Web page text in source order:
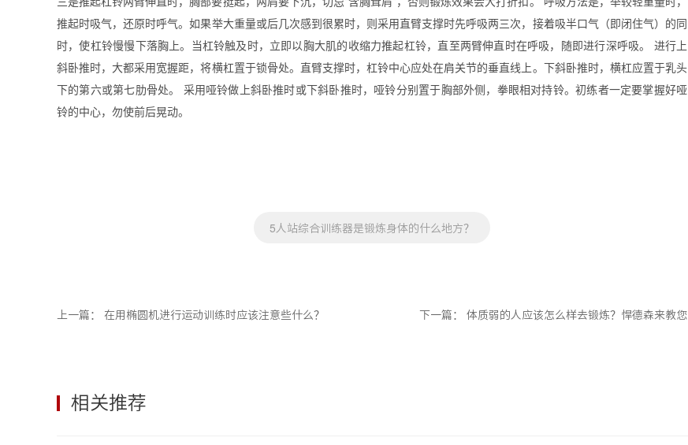
推起时吸气，还原时呼气。如果举大重量或后几次感到很累时，则采用直臂支撑时先呼吸两三次，接着吸半口气（即闭住气）的同
时，使杠铃慢慢下落胸上。当杠铃触及时，立即以胸大肌的收缩力推起杠铃，直至两臂伸直时在呼吸，随即进行深呼吸。 进行上
斜卧推时，大都采用宽握距，将横杠置于锁骨处。直臂支撑时，杠铃中心应处在肩关节的垂直线上。下斜卧推时，横杠应置于乳头
下的第六或第七肋骨处。 采用哑铃做上斜卧推时或下斜卧推时，哑铃分别置于胸部外侧，拳眼相对持铃。初练者一定要掌握好哑
铃的中心，勿使前后晃动。
5人站综合训练器是锻炼身体的什么地方？
上一篇： 在用椭圆机进行运动训练时应该注意些什么？ 下一篇： 体质弱的人应该怎么样去锻炼？悍德森来教您
相关推荐